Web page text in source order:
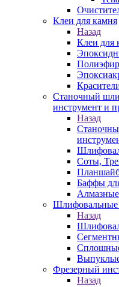
Клеи для камня
Назад
Клеи для
Станочный
инструмент и
Назад
Соты,
Баффы
Назад
Фрезерный
Назад